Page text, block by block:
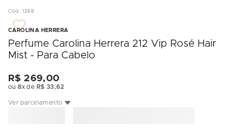
Cod. :1268
CAROLINA HERRERA
Perfume Carolina Herrera 212 Vip Rosé Hair
Mist - Para Cabelo
R$ 269,00
ou8x de R$ 33,62
Ver parcelamento